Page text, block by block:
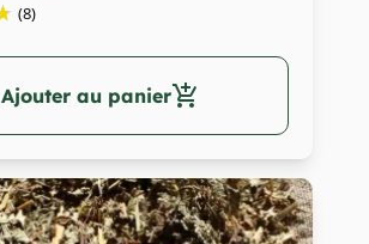
(8)
Ajouter au panieradd_shopping_cart